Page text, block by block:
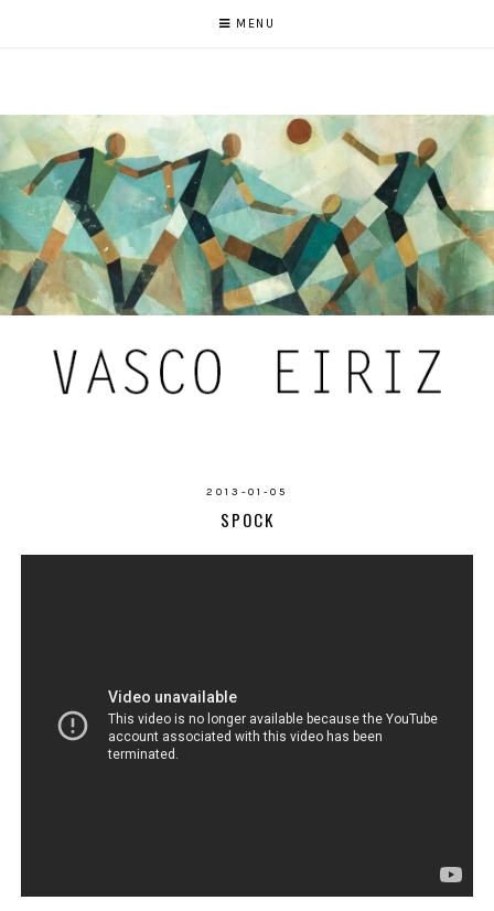
MENU
2013-01-05
SPOCK